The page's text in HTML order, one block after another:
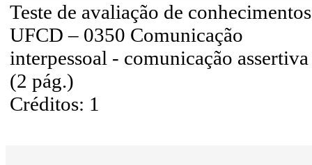
Teste de avaliação de conhecimentos
UFCD – 0350 Comunicação
interpessoal - comunicação assertiva
(2 pág.)
Créditos: 1